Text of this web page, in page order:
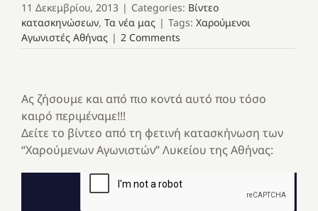
11 Δεκεμβρίου, 2013 | Categories: Βίντεο
κατασκηνώσεων, Τα νέα μας | Tags: Χαρούμενοι
Αγωνιστές Αθήνας | 2 Comments
Ας ζήσουμε και από πιο κοντά αυτό που τόσο
καιρό περιμέναμε!!!
Δείτε το βίντεο από τη φετινή κατασκήνωση των
“Χαρούμενων Αγωνιστών” Λυκείου της Αθήνας: